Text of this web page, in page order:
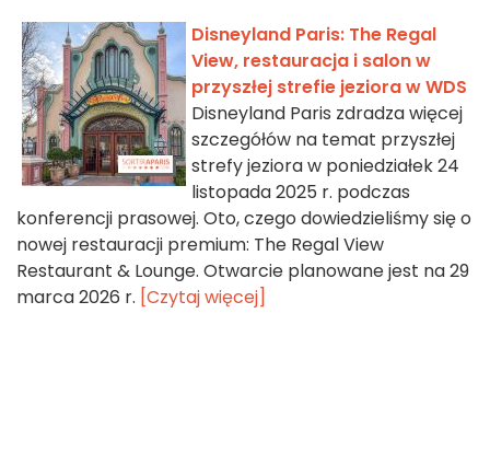
Disneyland Paris: The Regal
View, restauracja i salon w
przyszłej strefie jeziora w WDS
Disneyland Paris zdradza więcej
szczegółów na temat przyszłej
strefy jeziora w poniedziałek 24
listopada 2025 r. podczas
konferencji prasowej. Oto, czego dowiedzieliśmy się o
nowej restauracji premium: The Regal View
Restaurant & Lounge. Otwarcie planowane jest na 29
marca 2026 r. [Czytaj więcej]